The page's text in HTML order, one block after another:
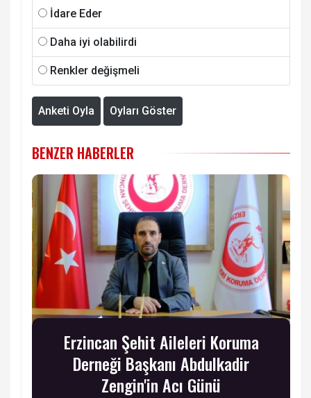
İdare Eder
Daha iyi olabilirdi
Renkler değişmeli
Anketi Oyla Oyları Göster
BENZER HABERLER
Erzincan Şehit Aileleri Koruma
Derneği Başkanı Abdulkadir
Zengin'in Acı Günü